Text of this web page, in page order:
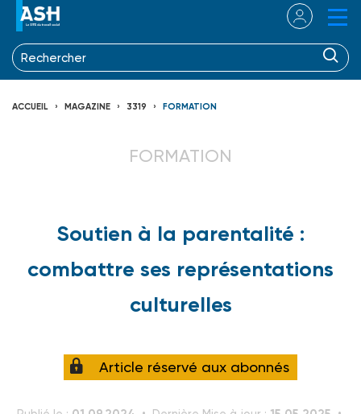
ACCUEIL MAGAZINE 3319 FORMATION
FORMATION
Soutien à la parentalité :
combattre ses représentations
culturelles
Article réservé aux abonnés